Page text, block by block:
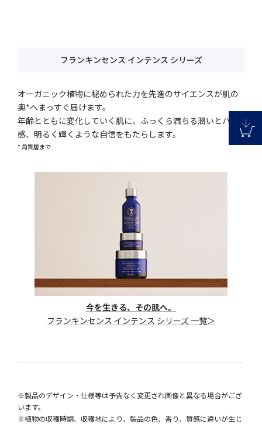
フランキンセンス インテンス シリーズ
オーガニック植物に秘められた力を先進のサイエンスが肌の
奥*へまっすぐ届けます。
年齢とともに変化していく肌に、ふっくら満ちる潤いとハリ
感、明るく輝くような自信をもたらします。
* 角質層まで
今を生きる、その肌へ。
フランキンセンス インテンス シリーズ 一覧＞
※製品のデザイン・仕様等は予告なく変更され画像と異なる場合がござ
います。
※植物の収穫時期、収穫地により、製品の色、香り、質感に違いが生じ